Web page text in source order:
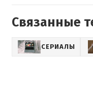
Связанные
СЕРИАЛЫ